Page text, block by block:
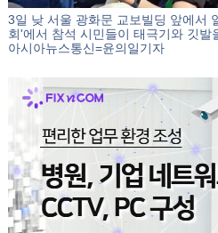
3일 낮 서울 광화문 교보빌딩 앞에서
회'에서 참석 시민들이 태극기와 깃
아시아뉴스통신=윤의일기자